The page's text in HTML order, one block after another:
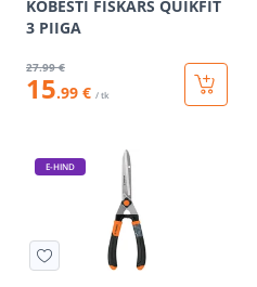
KOBESTI FISKARS QUIKFIT
3 PIIGA
27.99 €
15.99 € / tk
E-HIND